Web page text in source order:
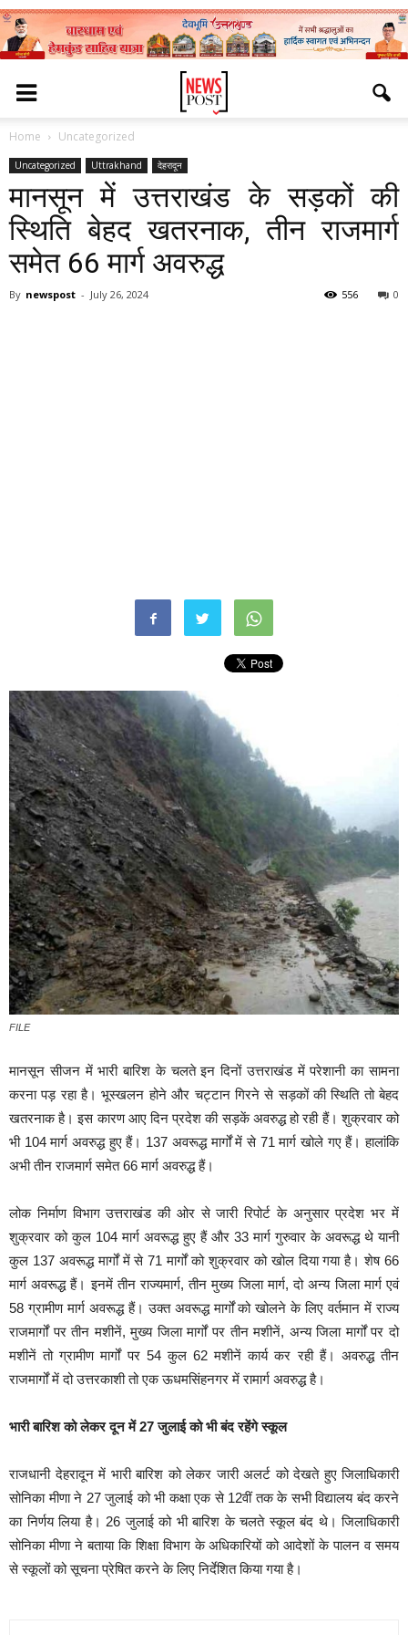
Home Uncategorized
Uncategorized Uttrakhand देहरादून
मानसून में उत्तराखंड के सड़कों की
स्थिति बेहद खतरनाक, तीन राजमार्ग
समेत 66 मार्ग अवरुद्ध
By newspost - July 26, 2024 0
556
FILE
मानसून सीजन में भारी बारिश के चलते इन दिनों उत्तराखंड में परेशानी का सामना
करना पड़ रहा है। भूस्खलन होने और चट्टान गिरने से सड़कों की स्थिति तो बेहद
खतरनाक है। इस कारण आए दिन प्रदेश की सड़कें अवरुद्ध हो रही हैं। शुक्रवार को
भी 104 मार्ग अवरुद्ध हुए हैं। 137 अवरूद्ध मार्गों में से 71 मार्ग खोले गए हैं। हालांकि
अभी तीन राजमार्ग समेत 66 मार्ग अवरुद्ध हैं।
लोक निर्माण विभाग उत्तराखंड की ओर से जारी रिपोर्ट के अनुसार प्रदेश भर में
शुक्रवार को कुल 104 मार्ग अवरूद्ध हुए हैं और 33 मार्ग गुरुवार के अवरूद्ध थे यानी
कुल 137 अवरूद्ध मार्गों में से 71 मार्गों को शुक्रवार को खोल दिया गया है। शेष 66
मार्ग अवरूद्ध हैं। इनमें तीन राज्यमार्ग, तीन मुख्य जिला मार्ग, दो अन्य जिला मार्ग एवं
58 ग्रामीण मार्ग अवरूद्ध हैं। उक्त अवरूद्ध मार्गों को खोलने के लिए वर्तमान में राज्य
राजमार्गों पर तीन मशीनें, मुख्य जिला मार्गों पर तीन मशीनें, अन्य जिला मार्गों पर दो
मशीनें तो ग्रामीण मार्गों पर 54 कुल 62 मशीनें कार्य कर रही हैं। अवरुद्ध तीन
राजमार्गों में दो उत्तरकाशी तो एक ऊधमसिंहनगर में रामार्ग अवरुद्ध है।
भारी बारिश को लेकर दून में 27 जुलाई को भी बंद रहेंगे स्कूल
राजधानी देहरादून में भारी बारिश को लेकर जारी अलर्ट को देखते हुए जिलाधिकारी
सोनिका मीणा ने 27 जुलाई को भी कक्षा एक से 12वीं तक के सभी विद्यालय बंद करने
का निर्णय लिया है। 26 जुलाई को भी बारिश के चलते स्कूल बंद थे। जिलाधिकारी
सोनिका मीणा ने बताया कि शिक्षा विभाग के अधिकारियों को आदेशों के पालन व समय
से स्कूलों को सूचना प्रेषित करने के लिए निर्देशित किया गया है।